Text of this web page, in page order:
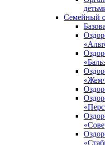
Семейный